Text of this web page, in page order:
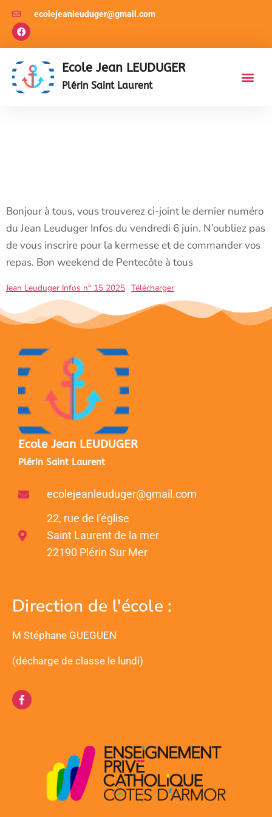
ecolejeanleuduger@gmail.com
Ecole Jean LEUDUGER
Plérin Saint Laurent
Bonjour à tous, vous trouverez ci-joint le dernier numéro
du Jean Leuduger Infos du vendredi 6 juin. N’oubliez pas
de vous inscrire pour la kermesse et de commander vos
repas. Bon weekend de Pentecôte à tous
Jean Leuduger Infos n° 15 2025 Télécharger
Ecole Jean LEUDUGER
Plérin Saint Laurent
ecolejeanleuduger@gmail.com
22, rue de l’église
Saint Laurent de la mer
22190 Plérin Sur Mer
Direction de l'école :
M Stéphane GUEGUEN
(décharge de classe le lundi)